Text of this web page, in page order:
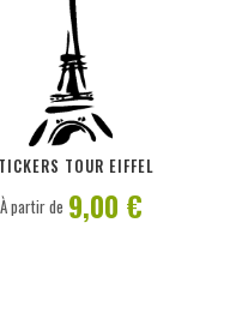
TOUR EIFFEL
PERSONNALISER
À partir de 9,00 €